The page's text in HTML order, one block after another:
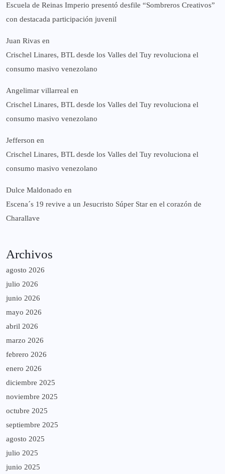
Escuela de Reinas Imperio presentó desfile “Sombreros Creativos”
con destacada participación juvenil
Juan Rivas en
Crischel Linares, BTL desde los Valles del Tuy revoluciona el
consumo masivo venezolano
Angelimar villarreal en
Crischel Linares, BTL desde los Valles del Tuy revoluciona el
consumo masivo venezolano
Jefferson en
Crischel Linares, BTL desde los Valles del Tuy revoluciona el
consumo masivo venezolano
Dulce Maldonado en
Escena´s 19 revive a un Jesucristo Súper Star en el corazón de
Charallave
Archivos
agosto 2026
julio 2026
junio 2026
mayo 2026
abril 2026
marzo 2026
febrero 2026
enero 2026
diciembre 2025
noviembre 2025
octubre 2025
septiembre 2025
agosto 2025
julio 2025
junio 2025